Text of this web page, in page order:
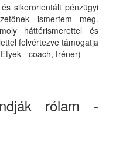
sikerorientált pénzügyi
ismertem meg.
háttérismerettel és
felvértezve támogatja
- coach, tréner)
rólam -